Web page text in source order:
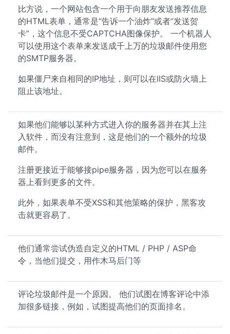
比方说，一个网站包含一个用于向朋友发送推荐信息
的HTML表单，通常是“告诉一个油炸”或者“发送贺
卡”，这个信息不受CAPTCHA图像保护。 一个机器人
可以使用这个表单来发送成千上万的垃圾邮件使用您
的SMTP服务器。
如果僵尸来自相同的IP地址，则可以在IIS或防火墙上
阻止该地址。
如果他们能够以某种方式进入你的服务器并在其上注
入软件，而没有注意到，这是他们的一个额外的垃圾
邮件。
注册更接近于能够接pipe服务器，因为您可以在服务
器上看到更多的文件。
此外，如果表单不受XSS和其他策略的保护，黑客攻
击就更容易了。
他们通常尝试伪造自定义的HTML / PHP / ASP命
令，当他们提交，用作木马后门等
评论垃圾邮件是一个原因。 他们试图在博客评论中添
加很多链接，例如，试图提高他们的页面排名。